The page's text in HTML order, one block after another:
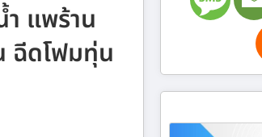
แพร้าน
ฉีดโฟมทุ่น